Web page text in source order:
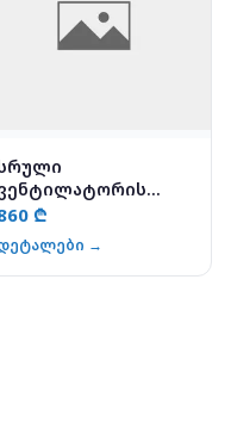
- YORK S1-
02645755000
₾
→